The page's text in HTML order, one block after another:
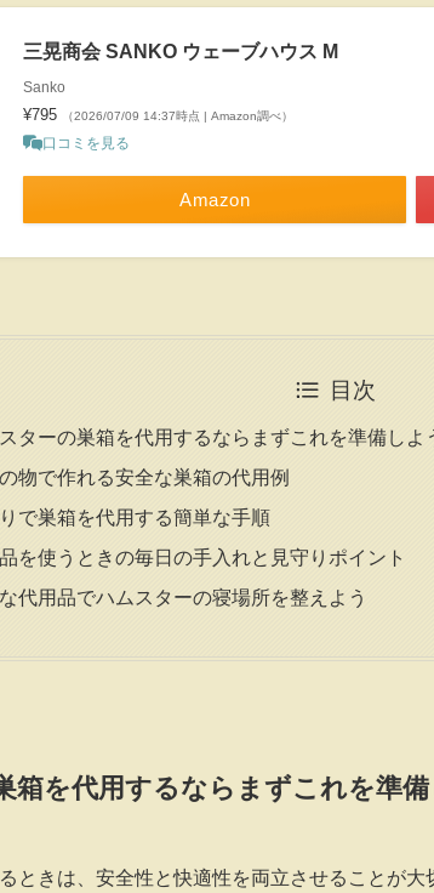
三晃商会 SANKO ウェーブハウス M
Sanko
¥795 （2026/07/09 14:37時点 | Amazon調べ）
口コミを見る
Amazon
目次
ターの巣箱を代用するならまずこれを準備しよ
物で作れる安全な巣箱の代用例
で巣箱を代用する簡単な手順
を使うときの毎日の手入れと見守りポイント
代用品でハムスターの寝場所を整えよう
箱を代用するならまずこれを準備
ときは、安全性と快適性を両立させることが